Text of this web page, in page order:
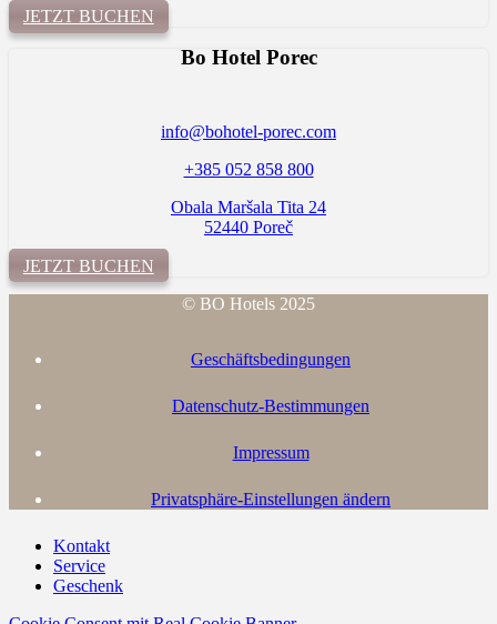
JETZT BUCHEN
Bo Hotel Porec
info@bohotel-porec.com
+385 052 858 800
Obala Maršala Tita 24
52440 Poreč
JETZT BUCHEN
© BO Hotels 2025
Geschäftsbedingungen
Datenschutz-Bestimmungen
Impressum
Privatsphäre-Einstellungen ändern
Kontakt
Service
Geschenk